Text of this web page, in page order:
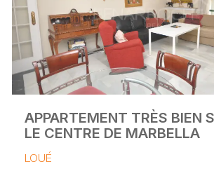
APPARTEMENT TRÈS BIEN
LE CENTRE DE MARBELLA
LOUÉ